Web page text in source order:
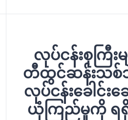
လုပ်ငန်းစုကြီး
တီထွင်ဆန်းသစ်
လုပ်ငန်းခေါင်း
ယုံကြည်မှုကို ရ